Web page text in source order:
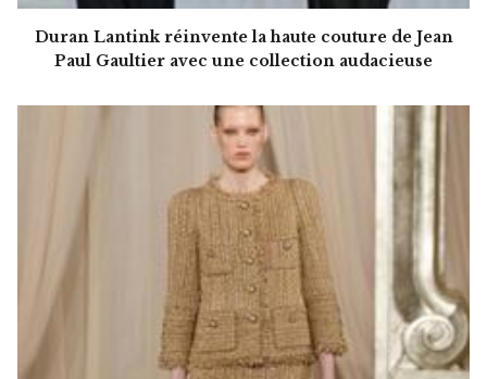
Duran Lantink réinvente la haute couture de Jean
Paul Gaultier avec une collection audacieuse